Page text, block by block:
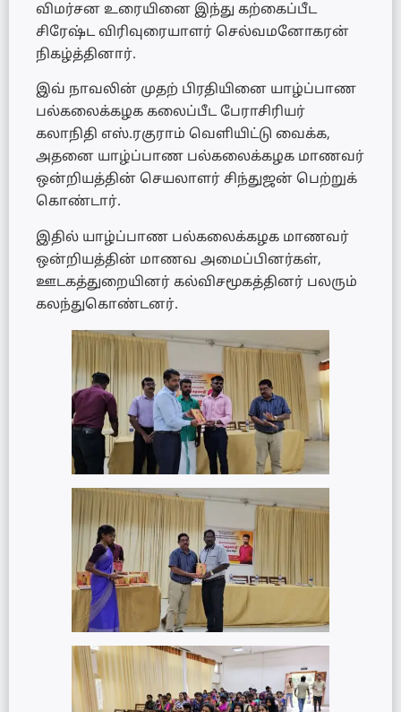
விமர்சன உரையினை இந்து கற்கைப்பீட
சிரேஷ்ட விரிவுரையாளர் செல்வமனோகரன்
நிகழ்த்தினார்.
இவ் நாவலின் முதற் பிரதியினை யாழ்ப்பாண
பல்கலைக்கழக கலைப்பீட பேராசிரியர்
கலாநிதி எஸ்.ரகுராம் வெளியிட்டு வைக்க,
அதனை யாழ்ப்பாண பல்கலைக்கழக மாணவர்
ஒன்றியத்தின் செயலாளர் சிந்துஜன் பெற்றுக்
கொண்டார்.
இதில் யாழ்ப்பாண பல்கலைக்கழக மாணவர்
ஒன்றியத்தின் மாணவ அமைப்பினர்கள்,
ஊடகத்துறையினர் கல்விசமூகத்தினர் பலரும்
கலந்துகொண்டனர்.